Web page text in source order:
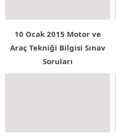
10 Ocak 2015 Motor ve
Araç Tekniği Bilgisi Sınav
Soruları